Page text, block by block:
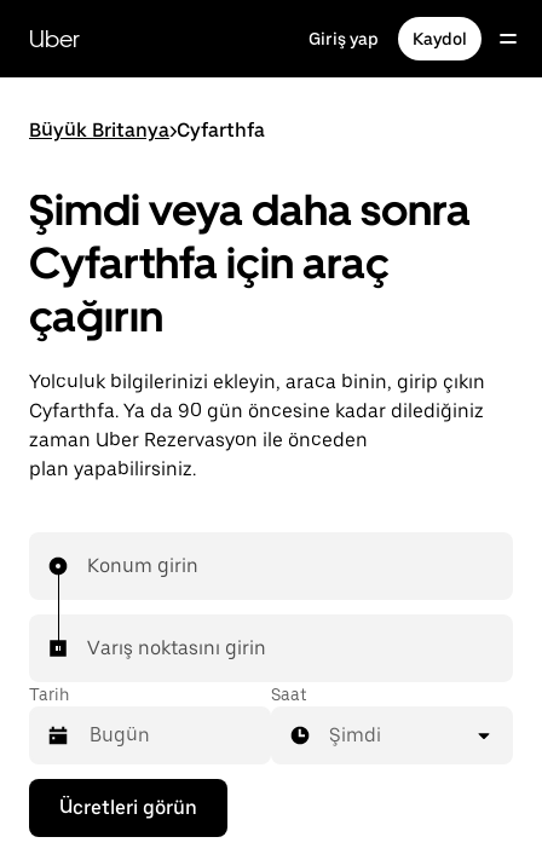
içeriğe
gidinUber Giriş yap Kaydol
Büyük Britanya>Cyfarthfa
Şimdi veya daha sonra
Cyfarthfa için araç
çağırın
Yolculuk bilgilerinizi ekleyin, araca binin, girip çıkın
Cyfarthfa. Ya da 90 gün öncesine kadar dilediğiniz
zaman Uber Rezervasyon ile önceden
plan yapabilirsiniz.
Konum girin
Varış noktasını girin
Tarih
Takvimle
etkileşime
geçmek
Saat
Şimdi
Ücretleri görün